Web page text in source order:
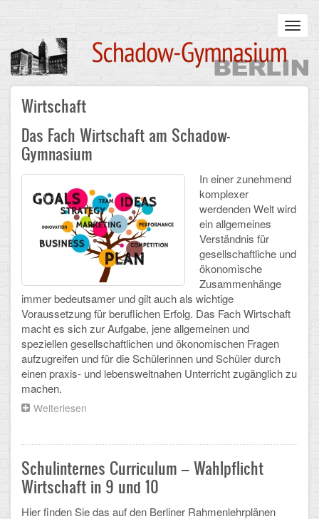
content
Main
navigation
STARTSEITE
UNSERE SCHULE
Was uns wichtig ist
Campus
Schulpartnerschaft
Historisches
Schulalbum
SCHULLEBEN
Kollegium
Schulleitung
Schülervertretung
Wirtschaft
Das Fach Wirtschaft am Schadow-
Gymnasium
In einer zunehmend
komplexer
werdenden Welt wird
ein allgemeines
Verständnis für
gesellschaftliche und
ökonomische
Zusammenhänge
immer bedeutsamer und gilt auch als wichtige
Voraussetzung für beruflichen Erfolg. Das Fach Wirtschaft
macht es sich zur Aufgabe, jene allgemeinen und
speziellen gesellschaftlichen und ökonomischen Fragen
aufzugreifen und für die Schülerinnen und Schüler durch
einen praxis- und lebensweltnahen Unterricht zugänglich zu
machen.
Weiterlesen
Wirtschaft
am
Schadow-
Gymnasium
Schulinternes Curriculum – Wahlpflicht
Wirtschaft in 9 und 10
Hier finden Sie das auf den Berliner Rahmenlehrplänen